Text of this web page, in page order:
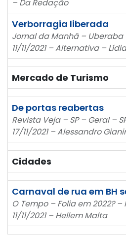
– Da Redação
Verborragia liberada
Jornal da Manhã – Uberaba
11/11/2021 – Alternativa –
Mercado de Turismo
De portas reabertas
Revista Veja – SP – Geral –
17/11/2021 – Alessandro
Cidades
Carnaval de rua em BH
O Tempo – Folia em 2022? –
11/11/2021 – Hellem Malta